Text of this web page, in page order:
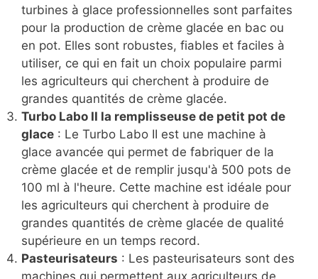
turbines à glace professionnelles sont parfaites
pour la production de crème glacée en bac ou
en pot. Elles sont robustes, fiables et faciles à
utiliser, ce qui en fait un choix populaire parmi
les agriculteurs qui cherchent à produire de
grandes quantités de crème glacée.
Turbo Labo II la remplisseuse de petit pot de
glace : Le Turbo Labo II est une machine à
glace avancée qui permet de fabriquer de la
crème glacée et de remplir jusqu'à 500 pots de
100 ml à l'heure. Cette machine est idéale pour
les agriculteurs qui cherchent à produire de
grandes quantités de crème glacée de qualité
supérieure en un temps record.
Pasteurisateurs : Les pasteurisateurs sont des
machines qui permettent aux agriculteurs de